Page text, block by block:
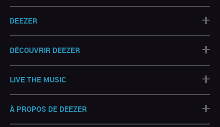
DEEZER +
DÉCOUVRIR DEEZER +
LIVE THE MUSIC +
À PROPOS DE DEEZER
+